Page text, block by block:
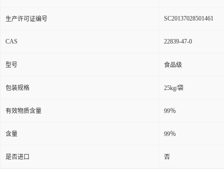
生产许可证编号 SC20137028501461
CAS 22839-47-0
型号 食品级
包装规格 25kg/袋
有效物质含量 99％
含量 99％
是否进口 否